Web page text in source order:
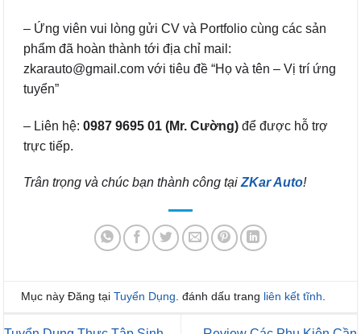
– Ứng viên vui lòng gửi CV và Portfolio cùng các sản
phẩm đã hoàn thành tới địa chỉ mail:
zkarauto@gmail.com với tiêu đề “Họ và tên – Vị trí ứng
tuyển”
– Liên hệ: 0987 9695 01 (Mr. Cường) để được hỗ trợ
trực tiếp.
Trân trọng và chúc bạn thành công tạiZKar Auto!
Mục này Đăng tại Tuyển Dụng. đánh dấu trang liên kết tĩnh.